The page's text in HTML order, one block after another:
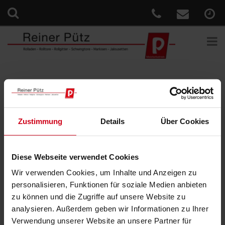
Zustimmung Details Über Cookies
Diese Webseite verwendet Cookies
Wir verwenden Cookies, um Inhalte und Anzeigen zu
personalisieren, Funktionen für soziale Medien anbieten
zu können und die Zugriffe auf unsere Website zu
analysieren. Außerdem geben wir Informationen zu Ihrer
Verwendung unserer Website an unsere Partner für
Sie sind hier: Home»
Planen Sie Ihre Markise live an
Ihrer Terrasse
Veröffentlicht
5. August 2021
Planen Sie Ihre Markise live an Ihrer
Mit der neuen WAREMA Designer App!
Mit dem WAREMA Designer, einer smarten App lassen sich
Outdoor Living Produkte als smarte App-Anwendung am eigenen
Haus erleben.